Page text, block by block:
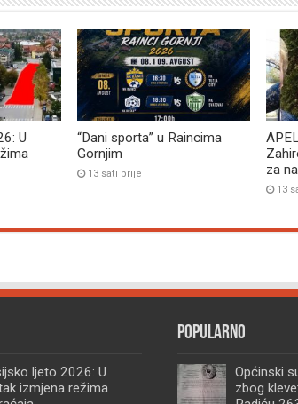
U
“Dani sporta” u Raincima
Gornjim
13 sati prije
za
13
ljeto 2026: U
izmjena režima
Popularno
Općinski
zbog